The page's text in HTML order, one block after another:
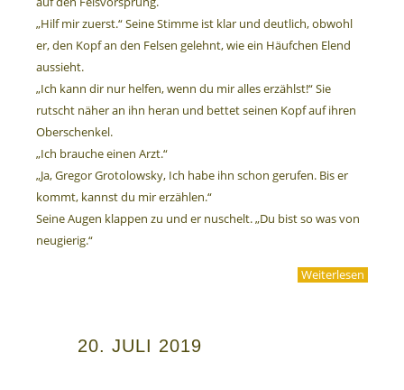
„Hilf mir zuerst.“ Seine Stimme ist klar und deutlich, obwohl
er, den Kopf an den Felsen gelehnt, wie ein Häufchen Elend
aussieht.
„Ich kann dir nur helfen, wenn du mir alles erzählst!“ Sie
rutscht näher an ihn heran und bettet seinen Kopf auf ihren
Oberschenkel.
„Ich brauche einen Arzt.“
„Ja, Gregor Grotolowsky, Ich habe ihn schon gerufen. Bis er
kommt, kannst du mir erzählen.“
Seine Augen klappen zu und er nuschelt. „Du bist so was von
neugierig.“
Weiterlesen
20. JULI 2019